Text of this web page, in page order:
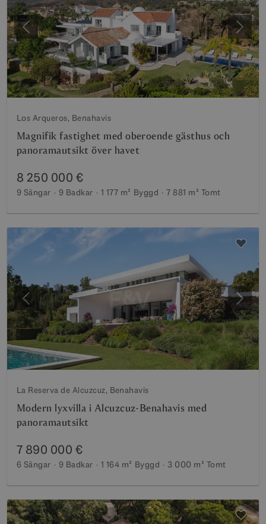
Föregående Nästa
Los Arqueros, Benahavis
Magnifik fastighet med oberoende gästhus och
panoramautsikt över havet
8 250 000 €
9 Sängar 9 Badkar 1 177 m² Byggd 7 881 m² Tomt
Föregående Nästa
La Reserva de Alcuzcuz, Benahavis
Modern lyxvilla i Alcuzcuz-Benahavis med
panoramautsikt
7 890 000 €
6 Sängar 9 Badkar 1 164 m² Byggd 3 000 m² Tomt